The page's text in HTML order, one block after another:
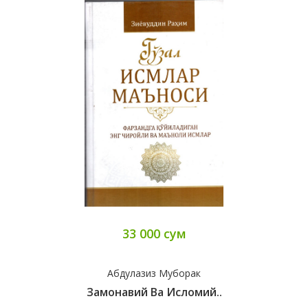
33 000 сум
Абдулазиз Муборак
Замонавий Ва Исломий..